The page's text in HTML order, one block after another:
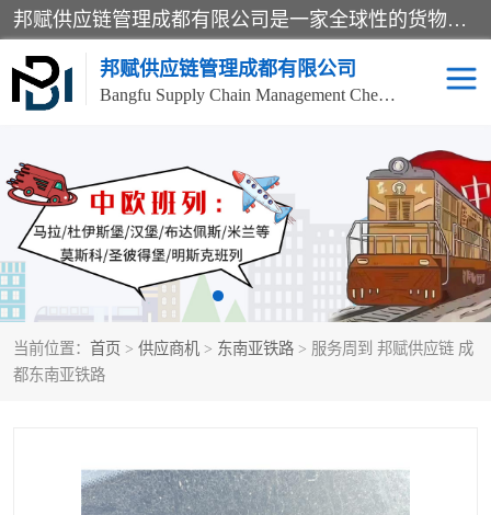
邦赋供应链管理成都有限公司是一家全球性的货物运输代理公司，主要从事：波兰中欧班列、德国中欧班列、出口莫斯科班列、中欧班列进口、蓉欧铁路、成都出口空运等业务，同时亦提供报关、报检、仓储、码头操作等服务。
邦赋供应链管理成都有限公司
Bangfu Supply Chain Management Chengdu Co.,LTD
当前位置： 首页 > 供应商机 > 东南亚铁路 > 服务周到 邦赋供应链 成
都东南亚铁路
进出口门到门 成都中欧班列
国际汽运 国际空运
食品进口物流清关 南美海运